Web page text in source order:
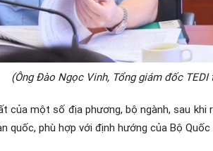
(Ông Đào Ngọc Vinh, Tổng giám đốc
của một số địa phương, bộ ngành, sau
quốc, phù hợp với định hướng của Bộ Quốc